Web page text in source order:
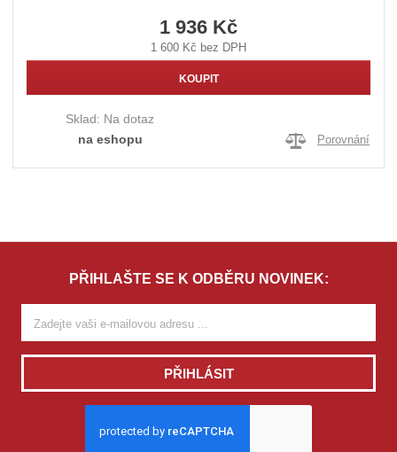
1 936 Kč
1 600 Kč bez DPH
KOUPIT
Sklad: Na dotaz
na eshopu
Porovnání
PŘIHLAŠTE SE K ODBĚRU NOVINEK:
PŘIHLÁSIT